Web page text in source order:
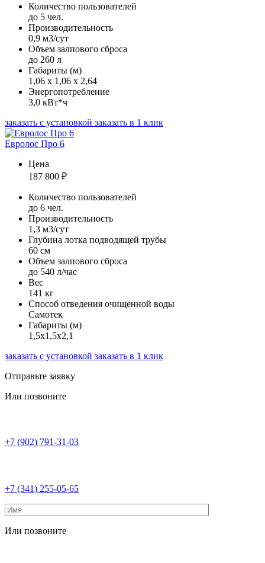
Количество пользователей
до 5 чел.
Производительность
0,9 м3/сут
Объем залпового сброса
до 260 л
Габариты (м)
1,06 х 1,06 х 2,64
Энергопотребление
3,0 кВт*ч
заказать с установкой заказать в 1 клик
Евролос Про 6
Цена
187 800 ₽
Количество пользователей
до 6 чел.
Производительность
1,3 м3/сут
Глубина лотка подводящей трубы
60 см
Объем залпового сброса
до 540 л/час
Вес
141 кг
Способ отведения очищенной воды
Самотек
Габариты (м)
1,5х1,5х2,1
заказать с установкой заказать в 1 клик
Отправьте заявку
Или позвоните
+7 (902) 791-31-03
+7 (341) 255-05-65
Или позвоните